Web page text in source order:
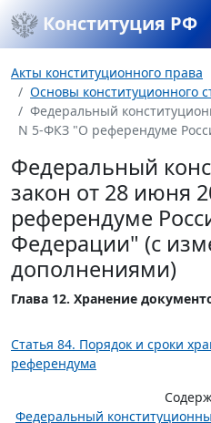
Конституция РФ
Акты конституционного права
Основы конституционного
Федеральный
N 5-ФКЗ "О референдуме
Федеральный
закон от 28 июня
референдуме
Федерации" (с
дополнениями)
Глава 12. Хранение
Статья 84. Порядок и сроки
референдума
Федеральный